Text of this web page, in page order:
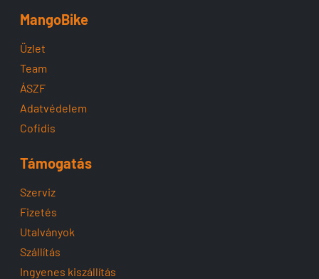
MangoBike
Üzlet
Team
ÁSZF
Adatvédelem
Cofidis
Támogatás
Szerviz
Fizetés
Utalványok
Szállítás
Ingyenes kiszállítás